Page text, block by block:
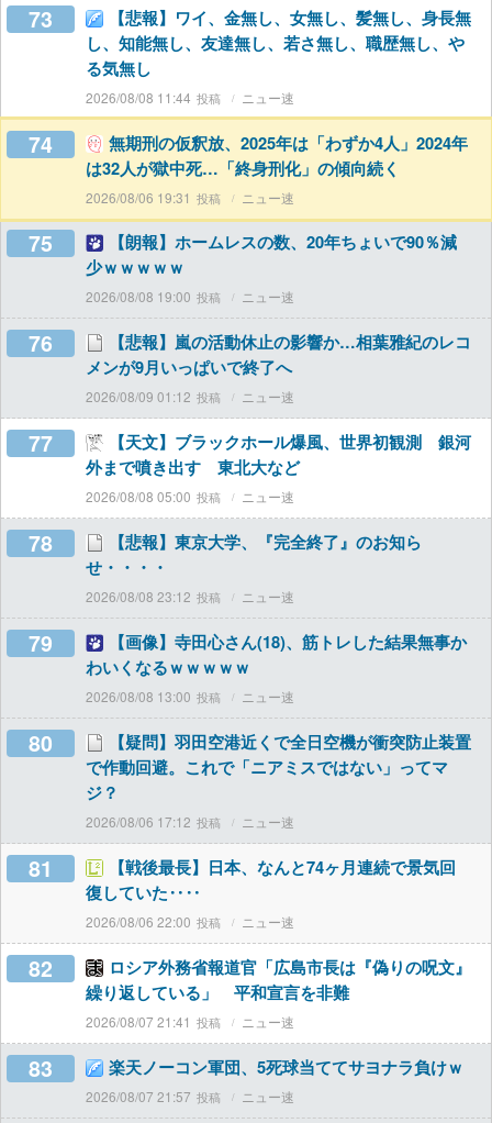
73
【悲報】ワイ、金無し、女無し、髪無し、身長無
し、知能無し、友達無し、若さ無し、職歴無し、や
る気無し
2026/08/08 11:44 ニュー速
74
無期刑の仮釈放、2025年は「わずか4人」2024年
は32人が獄中死…「終身刑化」の傾向続く
2026/08/06 19:31 ニュー速
75
【朗報】ホームレスの数、20年ちょいで90％減
少ｗｗｗｗｗ
2026/08/08 19:00 ニュー速
76
【悲報】嵐の活動休止の影響か…相葉雅紀のレコ
メンが9月いっぱいで終了へ
2026/08/09 01:12 ニュー速
77
【天文】ブラックホール爆風、世界初観測 銀河
外まで噴き出す 東北大など
2026/08/08 05:00 ニュー速
78
【悲報】東京大学、『完全終了』のお知ら
せ・・・・
2026/08/08 23:12 ニュー速
79
【画像】寺田心さん(18)、筋トレした結果無事か
わいくなるｗｗｗｗｗ
2026/08/08 13:00 ニュー速
80
【疑問】羽田空港近くで全日空機が衝突防止装置
で作動回避。これで「ニアミスではない」ってマ
ジ？
2026/08/06 17:12 ニュー速
81
【戦後最長】日本、なんと74ヶ月連続で景気回
復していた‥‥
2026/08/06 22:00 ニュー速
82
ロシア外務省報道官「広島市長は『偽りの呪文』
繰り返している」 平和宣言を非難
2026/08/07 21:41 ニュー速
83 楽天ノーコン軍団、5死球当ててサヨナラ負けｗ
2026/08/07 21:57 ニュー速